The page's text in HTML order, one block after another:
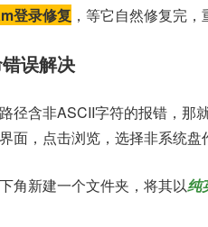
登录修复 ，等它自然修复完
误解决
径含非ASCII字符的报错，那
面，点击浏览，选择非系统盘
角新建一个文件夹，将其以纯